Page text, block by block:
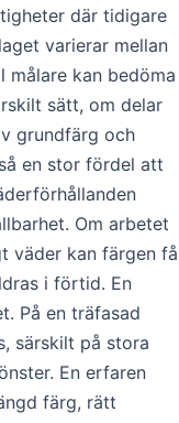
där tidigare
varierar mellan
målare kan bedöma
sätt, om delar
grundfärg och
en stor fördel att
Om arbetet
väder kan färgen få
i förtid. En
På en träfasad
särskilt på stora
En erfaren
färg, rätt